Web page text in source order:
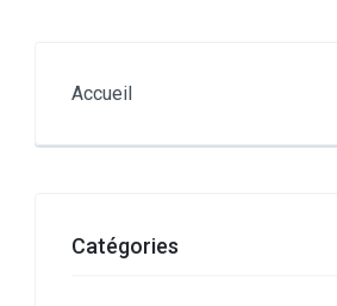
Accueil
Catégories